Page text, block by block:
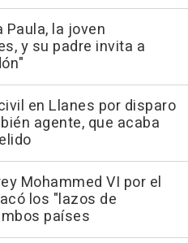
la joven
y su padre invita a
en Llanes por disparo
agente, que acaba
Mohammed VI por el
los "lazos de
países